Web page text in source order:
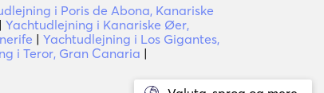
i Poris de Abona, Kanariske
| Yachtudlejning i Kanariske Øer,
| Yachtudlejning i Los Gigantes,
i Teror, Gran Canaria |